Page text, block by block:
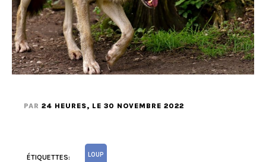
PAR 24 HEURES, LE 30 NOVEMBRE 2022
ÉTIQUETTES: LOUP